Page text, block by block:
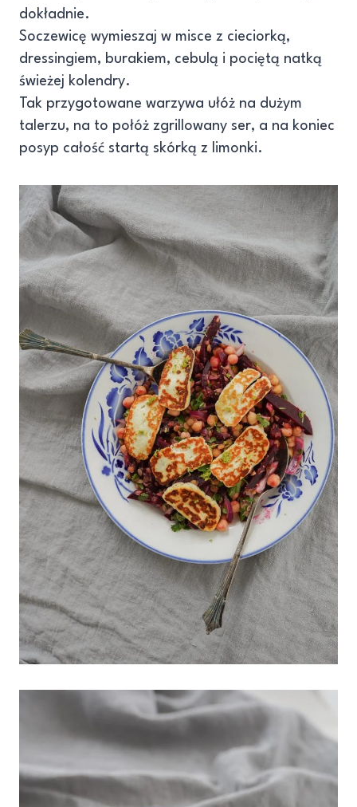
dokładnie.
Soczewicę wymieszaj w misce z cieciorką,
dressingiem, burakiem, cebulą i pociętą natką
świeżej kolendry.
Tak przygotowane warzywa ułóż na dużym
talerzu, na to połóż zgrillowany ser, a na koniec
posyp całość startą skórką z limonki.